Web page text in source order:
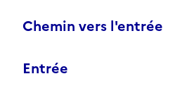
Chemin vers l'entrée
Entrée